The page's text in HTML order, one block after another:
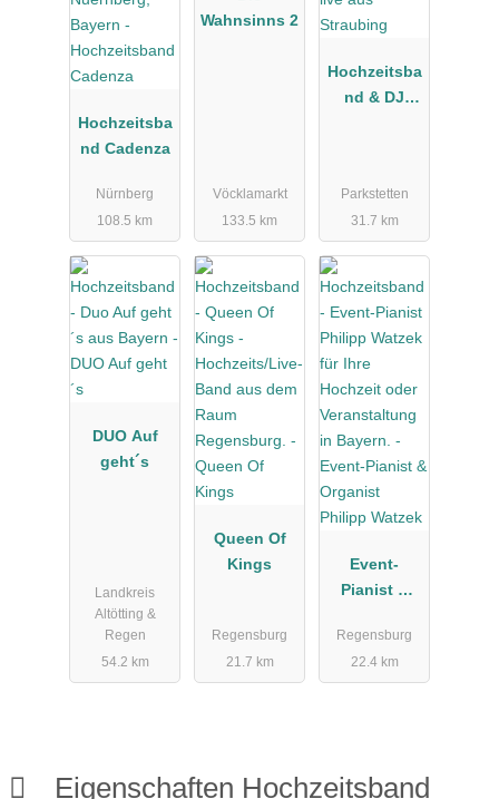
Hochzeitsba
nd Cadenza
Nürnberg
108.5 km
Wahnsinns 2
Vöcklamarkt
133.5 km
Hochzeitsba
nd & DJ
Parkstetten
31.7 km
DUO Auf
geht´s
Landkreis
Altötting &
Regen
54.2 km
Queen Of
Kings
Regensburg
21.7 km
Event-
Pianist &
Philipp
Watzek
Regensburg
22.4 km
Eigenschaften Hochzeitsband